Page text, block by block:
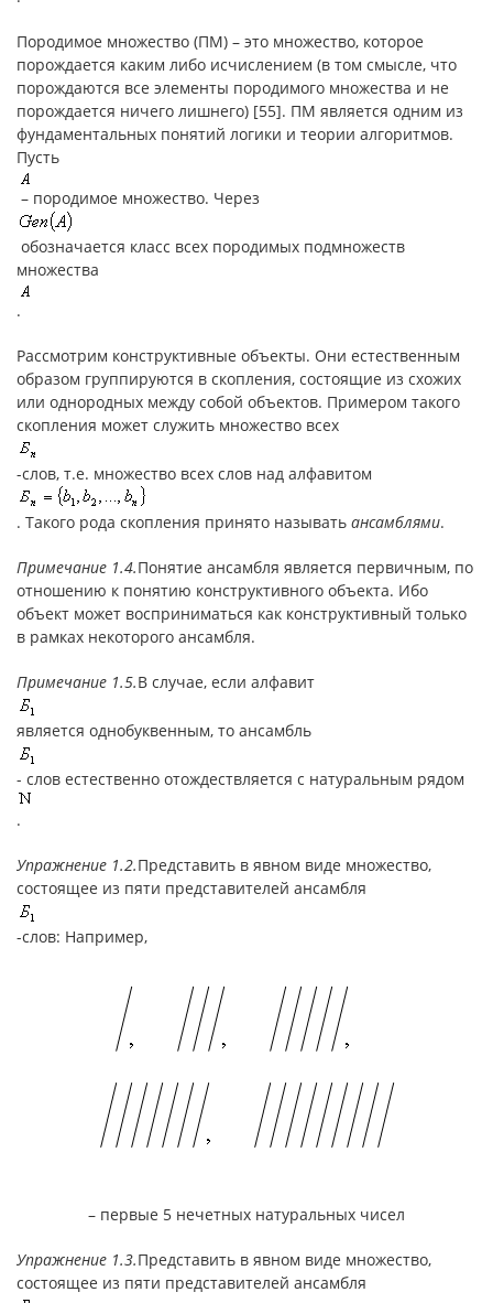
Породимое множество (ПМ) – это множество, которое
порождается каким либо исчислением (в том смысле, что
порождаются все элементы породимого множества и не
порождается ничего лишнего) [55]. ПМ является одним из
фундаментальных понятий логики и теории алгоритмов.
Пусть
– породимое множество. Через
обозначается класс всех породимых подмножеств
множества
.
Рассмотрим конструктивные объекты. Они естественным
образом группируются в скопления, состоящие из схожих
или однородных между собой объектов. Примером такого
скопления может служить множество всех
-слов, т.е. множество всех слов над алфавитом
. Такого рода скопления принято называть ансамблями.
Примечание 1.4.Понятие ансамбля является первичным, по
отношению к понятию конструктивного объекта. Ибо
объект может восприниматься как конструктивный только
в рамках некоторого ансамбля.
Примечание 1.5.В случае, если алфавит
является однобуквенным, то ансамбль
- слов естественно отождествляется с натуральным рядом
.
Упражнение 1.2.Представить в явном виде множество,
состоящее из пяти представителей ансамбля
-слов: Например,
– первые 5 нечетных натуральных чисел
Упражнение 1.3.Представить в явном виде множество,
состоящее из пяти представителей ансамбля